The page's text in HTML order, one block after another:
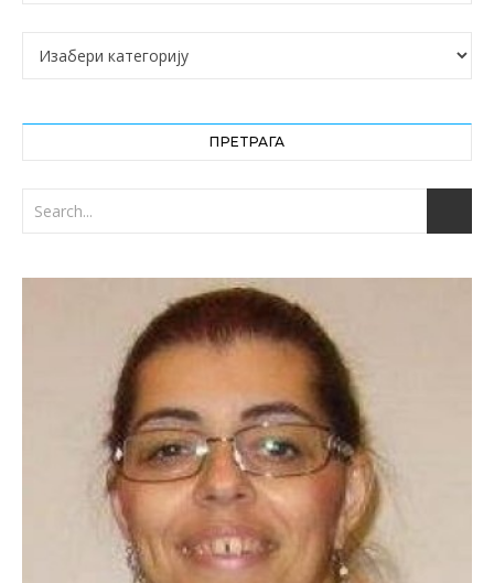
Категорије
ПРЕТРАГА